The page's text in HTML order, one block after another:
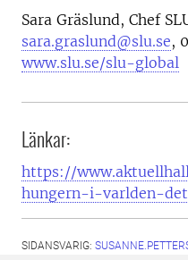
Sara Gräslund, Chef
sara.graslund@slu.se,
www.slu.se/slu-global
Länkar:
https://
hungern-i-varlden-
SIDANSVARIG: